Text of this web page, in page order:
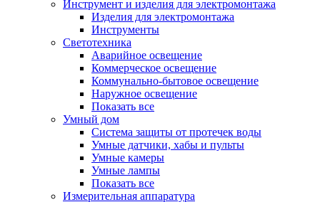
Инструмент и изделия для электромонтажа
Изделия для электромонтажа
Инструменты
Светотехника
Аварийное освещение
Коммерческое освещение
Коммунально-бытовое освещение
Наружное освещение
Показать все
Умный дом
Система защиты от протечек воды
Умные датчики, хабы и пульты
Умные камеры
Умные лампы
Показать все
Измерительная аппаратура